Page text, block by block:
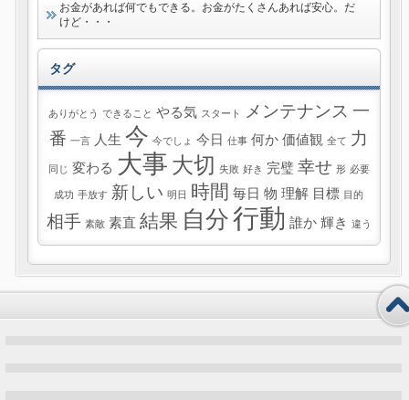
お金があれば何でもできる。お金がたくさんあれば安心。だ
けど・・・
タグ
ありがとう できること やる気 スタート メンテナンス 一
番 一言 人生 今 今でしょ 今日 仕事 何か 価値観 全て 力
同じ 変わる 大事 大切 失敗 好き 完璧 幸せ 形 必要
成功 手放す 新しい 明日 時間 毎日 物 理解 目標 目的
相手 素敵 素直 結果 自分行動 誰か 輝き 違う